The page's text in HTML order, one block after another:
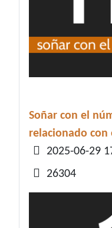
Soñar con el
relacionado
Detalles
2025-06-29
26304